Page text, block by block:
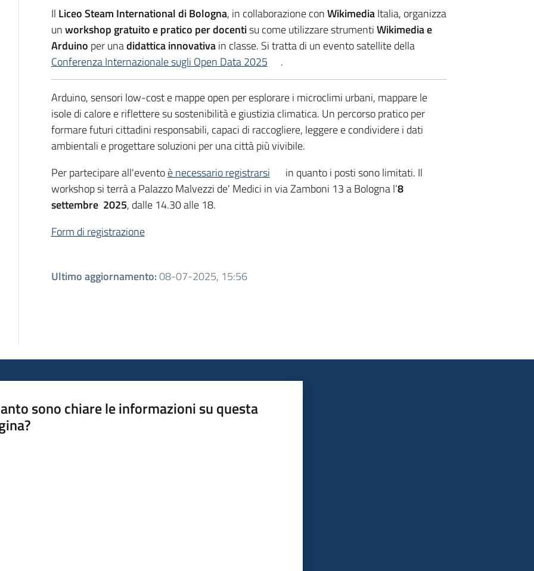
Introduzione
Il Liceo Steam International di Bologna, in collaborazione conWikimediaItalia, organizza
unworkshop gratuito e pratico per docentisu come utilizzare strumentiWikimedia e
Arduino per unadidattica innovativain classe. Si tratta di un evento satellite della
Conferenza Internazionale sugli Open Data 2025
.
Arduino, sensori low-cost e mappe open per esplorare i microclimi urbani, mappare le
isole di calore e riflettere su sostenibilità e giustizia climatica. Un percorso pratico per
formare futuri cittadini responsabili, capaci di raccogliere, leggere e condividere i dati
ambientali e progettare soluzioni per una città più vivibile.
Per partecipare all'eventoè necessario registrarsi
in quanto i posti sono limitati. Il
workshop si terrà a Palazzo Malvezzi de' Medici in via Zamboni 13 a Bologna l’8
settembre 2025, dalle 14.30 alle 18.
Form di registrazione
Ultimo aggiornamento:08-07-2025, 15:56
sono chiare le informazioni su questa